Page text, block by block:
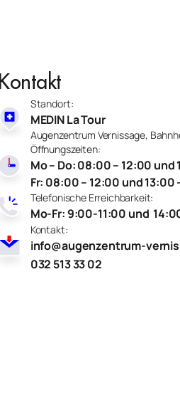
Kontakt
Standort:
MEDIN La Tour
Augenzentrum Vernissage,
Öffnungszeiten:
Mo – Do: 08:00 – 12:00 und
Fr: 08:00 – 12:00 und 13:00
Telefonische Erreichbarkeit:
Mo-Fr: 9:00-11:00 und
Kontakt:
info@augenzentrum-
032 513 33 02